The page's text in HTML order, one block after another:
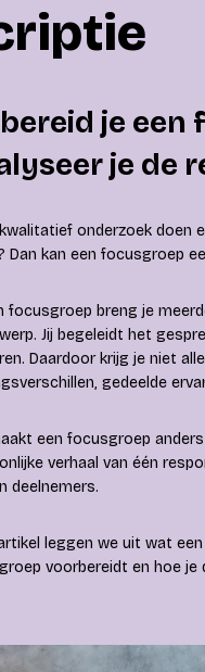
je een
je de
onderzoek doen
Dan kan een focusgroep
focusgroep breng je
Jij begeleidt het
Daardoor krijg je niet
gedeelde
een focusgroep
verhaal van één
deelnemers.
leggen we uit wat
voorbereidt en hoe je